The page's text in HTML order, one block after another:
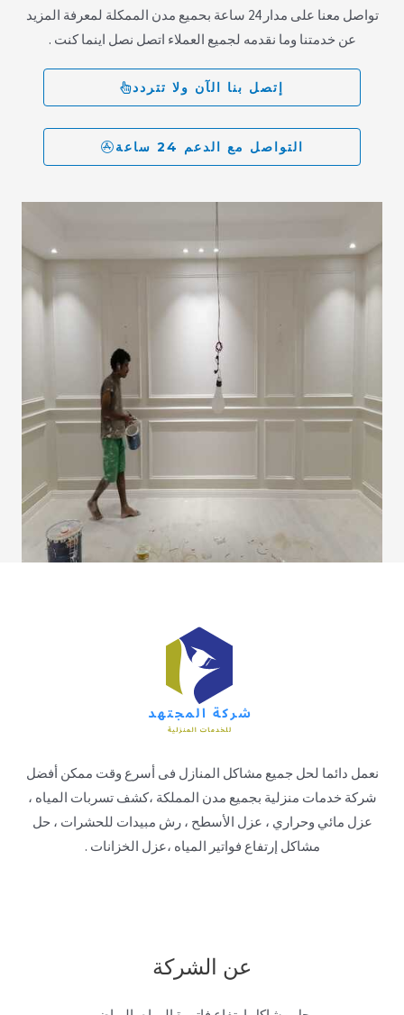
تواصل معنا على مدار 24 ساعة بحميع مدن الممكلة لمعرفة المزيد
عن خدمتنا وما نقدمه لجميع العملاء اتصل نصل اينما كنت .
إتصل بنا الآن ولا تتردد
التواصل مع الدعم 24 ساعة
نعمل دائما لحل جميع مشاكل المنازل فى أسرع وقت ممكن أفضل
شركة خدمات منزلية بجميع مدن المملكة ،كشف تسربات المياه ،
عزل مائي وحراري ، عزل الأسطح ، رش مبيدات للحشرات ، حل
مشاكل إرتفاع فواتير المياه ،عزل الخزانات .
عن الشركة